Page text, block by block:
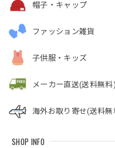
帽子・キャップ
ファッション雑貨
子供服・キッズ
メーカー直送(送料無料)
海外お取り寄せ(送料無
SHOP INFO